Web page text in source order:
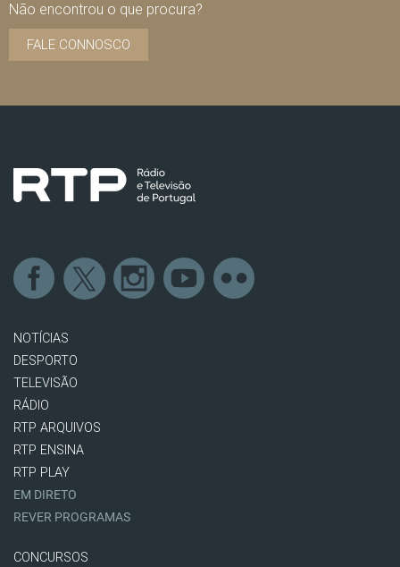
Não encontrou o que procura?
FALE CONNOSCO
NOTÍCIAS
DESPORTO
TELEVISÃO
RÁDIO
RTP ARQUIVOS
RTP ENSINA
RTP PLAY
EM DIRETO
REVER PROGRAMAS
CONCURSOS